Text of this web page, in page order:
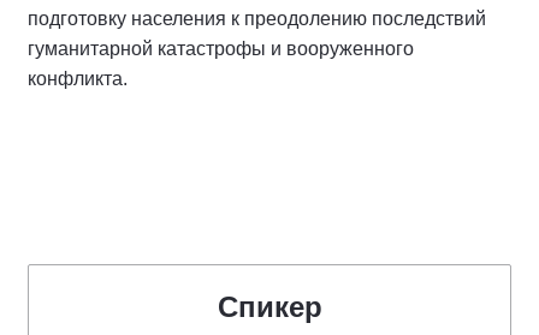
подготовку населения к преодолению последствий
гуманитарной катастрофы и вооруженного
конфликта.
Спикер